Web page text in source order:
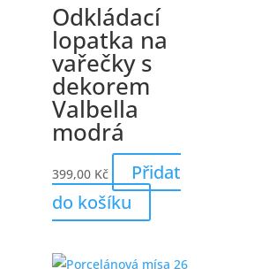
Odkládací
lopatka na
vařečky s
dekorem
Valbella
modrá
399,00 Kč
Přidat
do košíku